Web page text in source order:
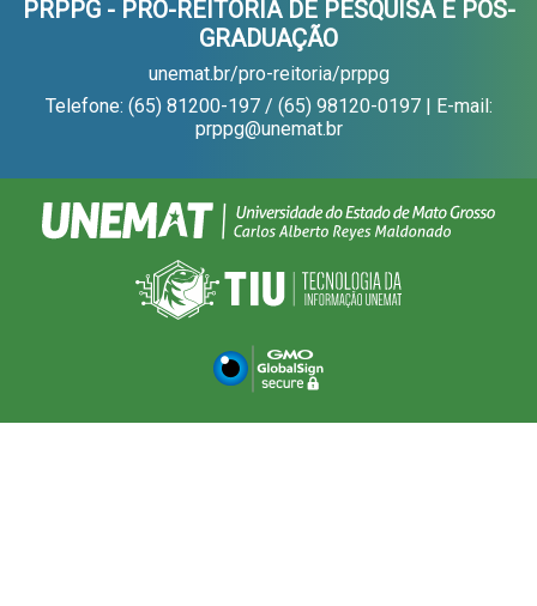
PRPPG - PRÓ-REITORIA DE PESQUISA E PÓS-
GRADUAÇÃO
unemat.br/pro-reitoria/prppg
Telefone: (65) 81200-197 / (65) 98120-0197 | E-mail:
prppg@unemat.br